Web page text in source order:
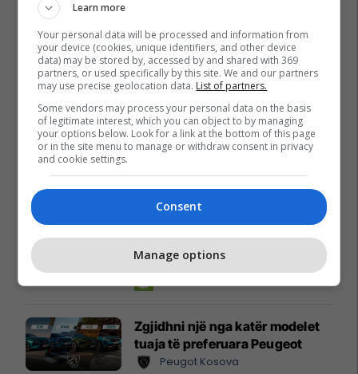
Promo Reklamo këtu
Këtë herë me kartelë
gërvishtëse plotësisht digjitale
dhe mbi 40 mijë shpërblime
Zgjidhni një nga katër modelet
tuaja të preferuara Peugeot
Peugot Kosova
Learn more
Your personal data will be processed and information from
your device (cookies, unique identifiers, and other device
data) may be stored by, accessed by and shared with 369
partners, or used specifically by this site. We and our partners
may use precise geolocation data. List of partners.
Some vendors may process your personal data on the basis
of legitimate interest, which you can object to by managing
your options below. Look for a link at the bottom of this page
or in the site menu to manage or withdraw consent in privacy
and cookie settings.
Consent
Manage options